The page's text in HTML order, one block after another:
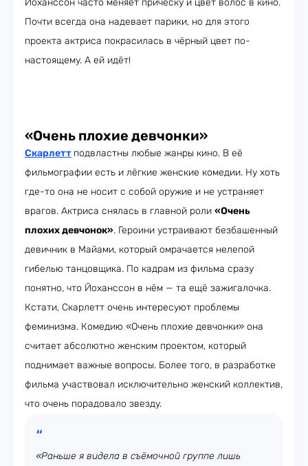
Йоханссон часто меняет причёску и цвет волос в кино.
Почти всегда она надевает парики, но для этого
проекта актриса покрасилась в чёрный цвет по-
настоящему. А ей идёт!
«Очень плохие девчонки»
Скарлетт подвластны любые жанры кино. В её
фильмографии есть и лёгкие женские комедии. Ну хоть
где-то она не носит с собой оружие и не устраняет
врагов. Актриса снялась в главной роли «Очень
плохих девчонок». Героини устраивают безбашенный
девичник в Майами, который омрачается нелепой
гибелью танцовщика. По кадрам из фильма сразу
понятно, что Йоханссон в нём — та ещё зажигалочка.
Кстати, Скарлетт очень интересуют проблемы
феминизма. Комедию «Очень плохие девчонки» она
считает абсолютно женским проектом, который
поднимает важные вопросы. Более того, в разработке
фильма участвовал исключительно женский коллектив,
что очень порадовало звезду.
«Раньше я видела в съёмочной группе лишь